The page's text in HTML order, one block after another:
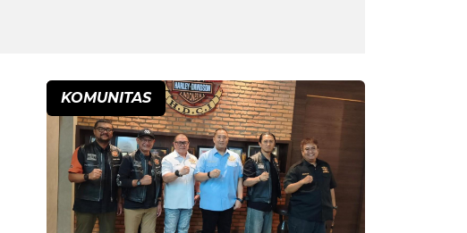
KOMUNITAS